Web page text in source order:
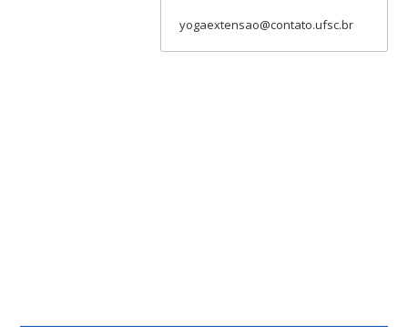
yogaextensao@contato.ufsc.br